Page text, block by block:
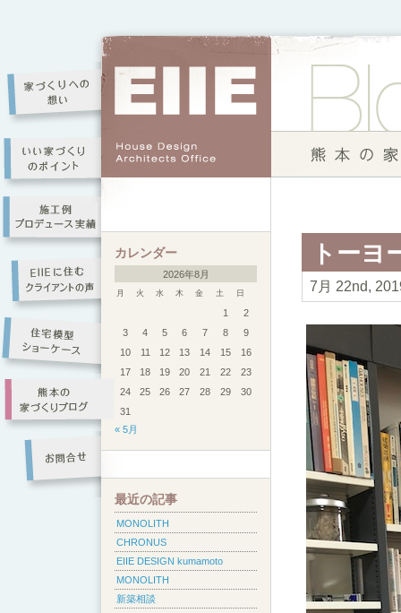
トーヨ
7月 22nd,
カレンダー
2026年8月
月 火 水 木 金 土 日
1
2
3
4 5 6 7 8
9
10
11 12 13 14 15
16
17
18 19 20 21 22
23
24
25 26 27 28 29
30
31
« 5月
最近の記事
MONOLITH
CHRONUS
EIIE DESIGN kumamoto
MONOLITH
新築相談